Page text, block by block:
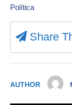
Política
Share
AUTHOR